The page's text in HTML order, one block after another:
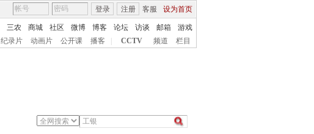
客服 设为首页
登录 注册
三农 商城 社区 微博 博客 论坛 访谈 邮箱
游戏
纪录片 动画片 公开课 播客 CCTV 频道 栏目